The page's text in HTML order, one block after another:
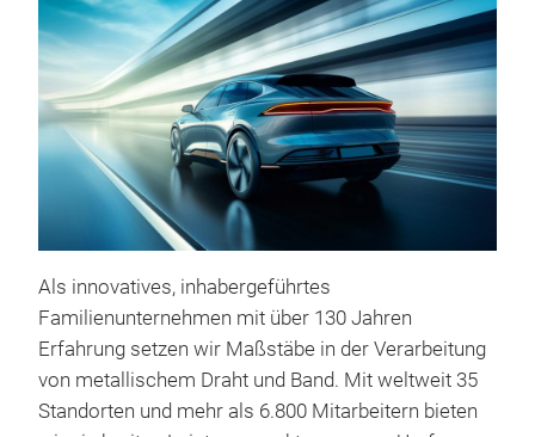
Als innovatives, inhabergeführtes
Familienunternehmen mit über 130 Jahren
Erfahrung setzen wir Maßstäbe in der Verarbeitung
von metallischem Draht und Band. Mit weltweit 35
Standorten und mehr als 6.800 Mitarbeitern bieten